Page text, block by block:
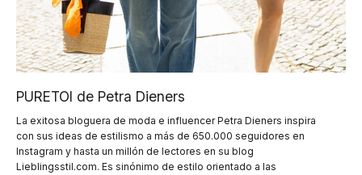
PURETOI de Petra Dieners
La exitosa bloguera de moda e influencer Petra Dieners inspira
con sus ideas de estilismo a más de 650.000 seguidores en
Instagram y hasta un millón de lectores en su blog
Lieblingsstil.com. Es sinónimo de estilo orientado a las